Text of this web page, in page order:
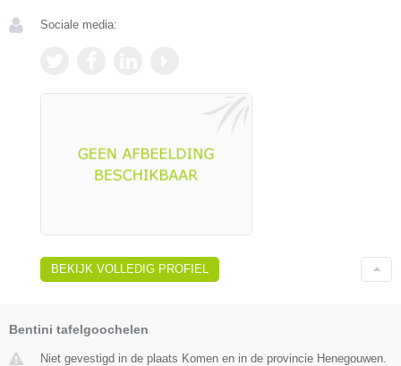
Sociale media:
BEKIJK VOLLEDIG PROFIEL
Bentini tafelgoochelen
Niet gevestigd in de plaats Komen en in de provincie Henegouwen.